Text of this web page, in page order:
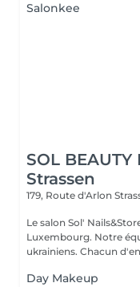
SOL BEAUTY
Strassen
179, Route d'Arlon
Le salon Sol'
Luxembourg. Notre équipe est composée de PROspécialistes
ukrainiens. Chacun
Day Makeup